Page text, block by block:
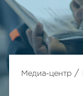
Медиа-центр /